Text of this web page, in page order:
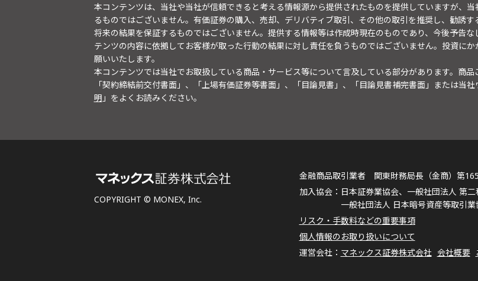
本コンテンツは、当社や当社が信頼できると考える情報源から提供されたものを提供していますが、
るものではございません。有価証券の購入、売却、デリバティブ取引、その他の取引を推奨し、勧誘
将来の結果を保証するものではございません。提供する情報等は作成時現在のものであり、今後予告
テンツの内容に依拠してお客様が取った行動の結果に対し責任を負うものではございません。投資に
願いいたします。
本コンテンツでは当社でお取扱している商品・サービス等について言及している部分があります。商
「契約締結前交付書面」、「上場有価証券等書面」、「目論見書」、「目論見書補完書面」または当
明 」をよくお読みください。
COPYRIGHT © MONEX, Inc.
金融商品取引業者 関東財務局長（金商）第
日本証券業協会、一般社団法人 第
一般社団法人 日本暗号資産等取引
リスク・手数料などの重要事項
個人情報のお取り扱いについて
マネックス証券株式会社 会社概要